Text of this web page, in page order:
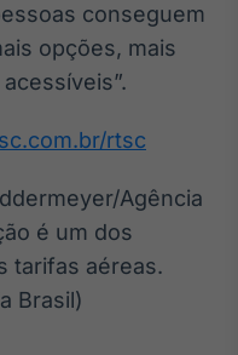
conseguem
opções, mais
rtsc
Agência
é um dos
tarifas aéreas.
Brasil)